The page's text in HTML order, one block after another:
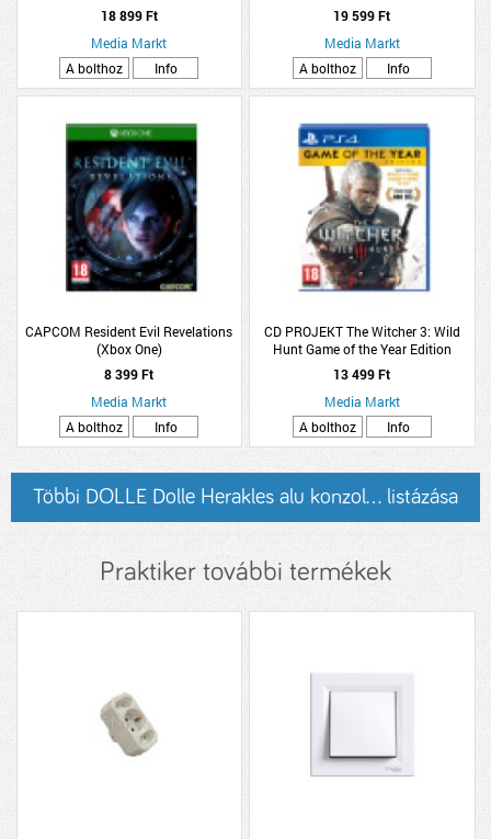
18 899 Ft
Media Markt
A bolthoz
Info
19 599 Ft
Media Markt
A bolthoz
Info
CAPCOM Resident Evil Revelations
(Xbox One)
8 399 Ft
Media Markt
A bolthoz
Info
CD PROJEKT The Witcher 3: Wild
Hunt Game of the Year Edition
(Playstation 4)
13 499 Ft
Media Markt
A bolthoz
Info
Többi DOLLE Dolle Herakles alu konzol... listázása
Praktiker további termékek